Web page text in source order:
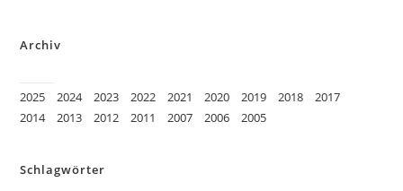
Archiv
2025 2024 2023 2022 2021 2020 2019 2018
2017
2014
2013 2012 2011 2007 2006 2005
Schlagwörter